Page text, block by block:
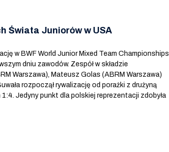
Świata Juniorów w USA
w BWF World Junior Mixed Team Championships
dniu zawodów. Zespół w składzie
Warszawa), Mateusz Golas (ABRM Warszawa)
rozpoczął rywalizację od porażki z drużyną
Jedyny punkt dla polskiej reprezentacji zdobyła